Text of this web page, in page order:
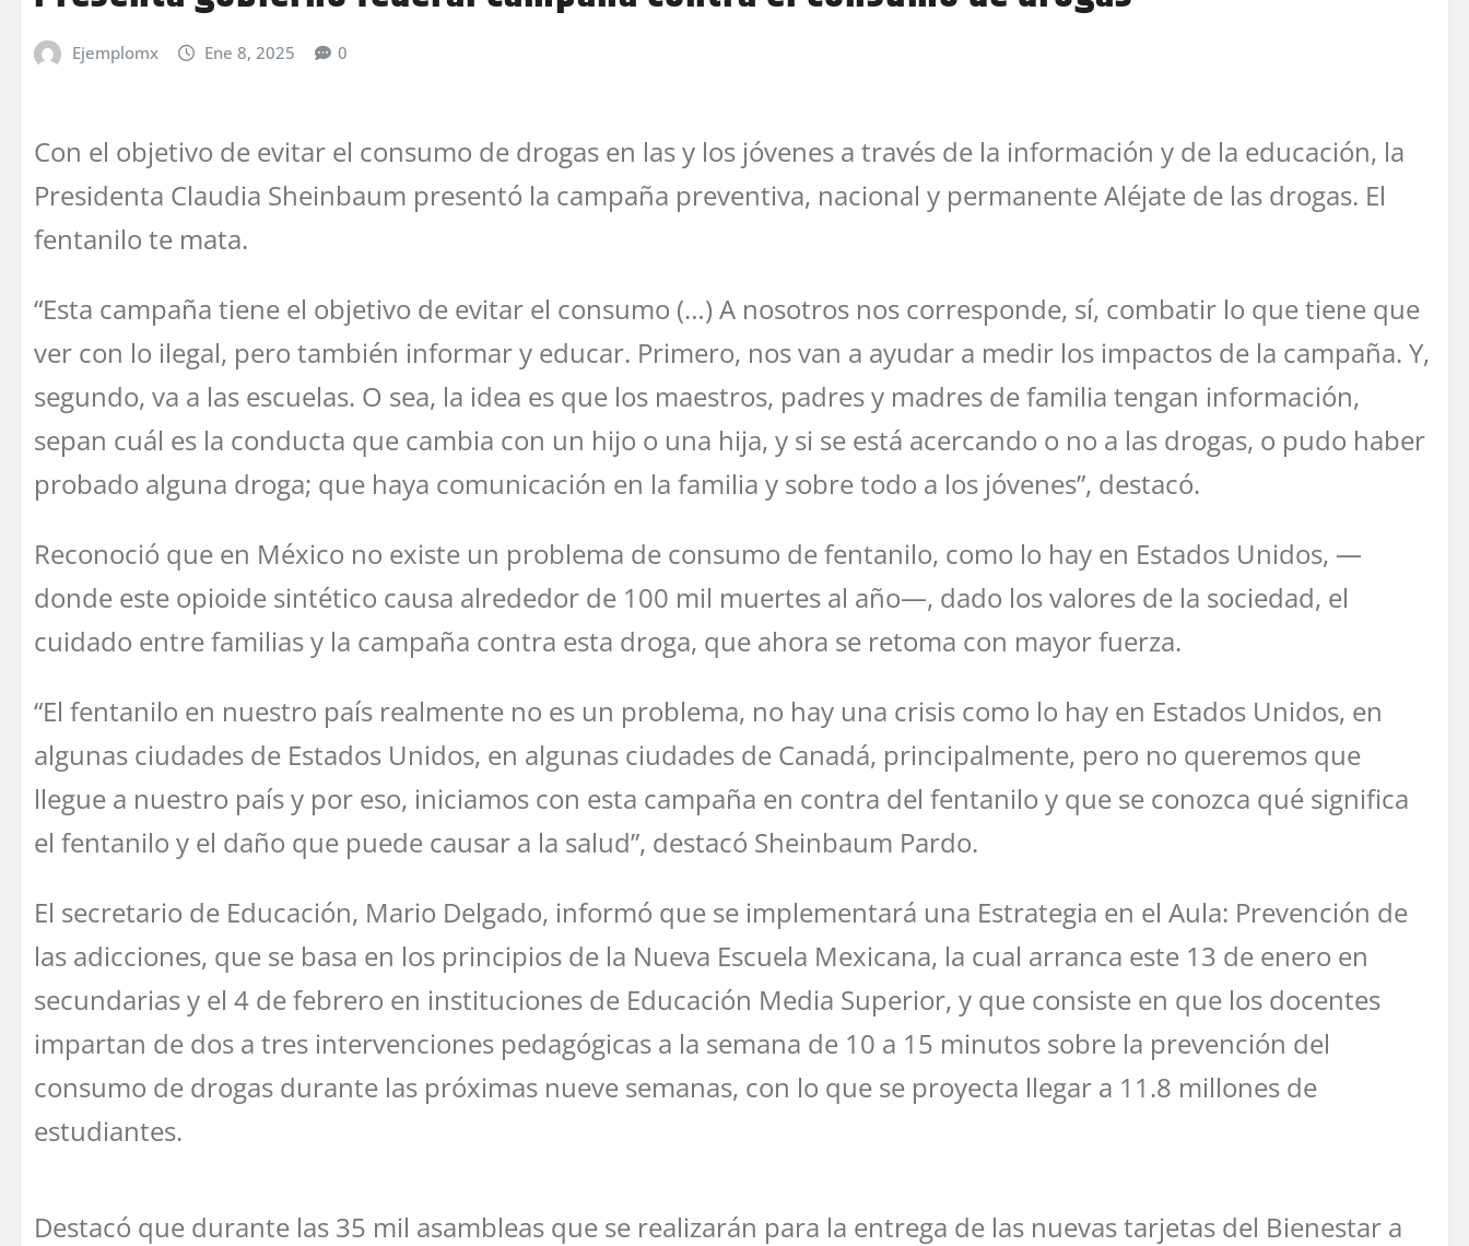
Ejemplomx Ene 8, 2025 0
Con el objetivo de evitar el consumo de drogas en las y los jóvenes a través de la información y de la educación, la
Presidenta Claudia Sheinbaum presentó la campaña preventiva, nacional y permanente Aléjate de las drogas. El
fentanilo te mata.
“Esta campaña tiene el objetivo de evitar el consumo (…) A nosotros nos corresponde, sí, combatir lo que tiene que
ver con lo ilegal, pero también informar y educar. Primero, nos van a ayudar a medir los impactos de la campaña. Y,
segundo, va a las escuelas. O sea, la idea es que los maestros, padres y madres de familia tengan información,
sepan cuál es la conducta que cambia con un hijo o una hija, y si se está acercando o no a las drogas, o pudo haber
probado alguna droga; que haya comunicación en la familia y sobre todo a los jóvenes”, destacó.
Reconoció que en México no existe un problema de consumo de fentanilo, como lo hay en Estados Unidos, —
donde este opioide sintético causa alrededor de 100 mil muertes al año—, dado los valores de la sociedad, el
cuidado entre familias y la campaña contra esta droga, que ahora se retoma con mayor fuerza.
“El fentanilo en nuestro país realmente no es un problema, no hay una crisis como lo hay en Estados Unidos, en
algunas ciudades de Estados Unidos, en algunas ciudades de Canadá, principalmente, pero no queremos que
llegue a nuestro país y por eso, iniciamos con esta campaña en contra del fentanilo y que se conozca qué significa
el fentanilo y el daño que puede causar a la salud”, destacó Sheinbaum Pardo.
El secretario de Educación, Mario Delgado, informó que se implementará una Estrategia en el Aula: Prevención de
las adicciones, que se basa en los principios de la Nueva Escuela Mexicana, la cual arranca este 13 de enero en
secundarias y el 4 de febrero en instituciones de Educación Media Superior, y que consiste en que los docentes
impartan de dos a tres intervenciones pedagógicas a la semana de 10 a 15 minutos sobre la prevención del
consumo de drogas durante las próximas nueve semanas, con lo que se proyecta llegar a 11.8 millones de
estudiantes.
Destacó que durante las 35 mil asambleas que se realizarán para la entrega de las nuevas tarjetas del Bienestar a